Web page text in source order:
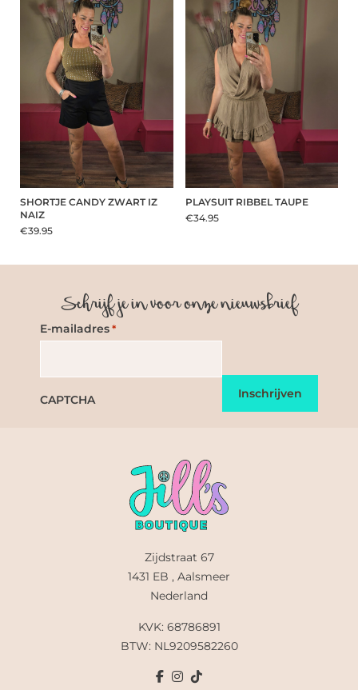
SHORTJE CANDY ZWART IZ
NAIZ
€39.95
PLAYSUIT RIBBEL TAUPE
€34.95
Schrijf je in voor onze nieuwsbrief
E-mailadres *
CAPTCHA
Zijdstraat 67
1431 EB , Aalsmeer
Nederland
KVK: 68786891
BTW: NL9209582260